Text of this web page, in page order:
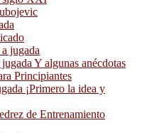
jugada
Y algunas anécdotas
Principiantes
¡Primero la idea y
de Entrenamiento